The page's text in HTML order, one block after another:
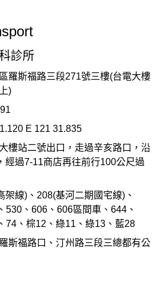
診所
羅斯福路三段271號三樓(台電大樓
)
E 121 31.835
樓站二號出口，走過辛亥路口，沿
經過7-11商店再往前行100公尺過
架線)、208(基河二期國宅線)、
530、606、606區間車、644、
74、棕12、綠11、綠13、藍28
斯福路口、汀州路三段三總都有公